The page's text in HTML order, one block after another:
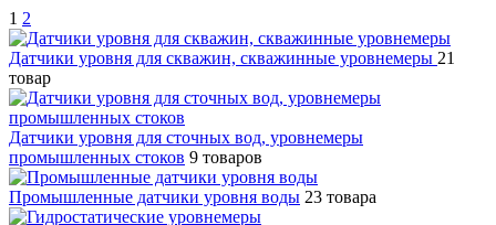
1 2
Датчики уровня для скважин, скважинные уровнемеры 21
товар
Датчики уровня для сточных вод, уровнемеры
промышленных стоков 9 товаров
Промышленные датчики уровня воды 23 товара